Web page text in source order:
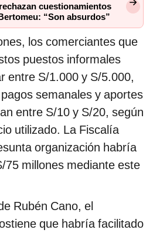
cuestionamientos
“Son absurdos”
los comerciantes que
puestos informales
entre S/1.000 y S/5.000,
semanales y aportes
entre S/10 y S/20, según
utilizado. La Fiscalía
organización habría
75 millones mediante este
Rubén Cano, el
que habría facilitado